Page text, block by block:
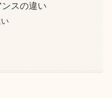
スの違い